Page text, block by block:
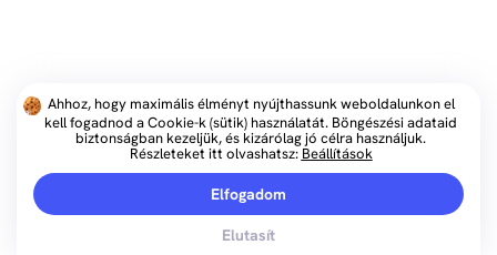
Ahhoz, hogy maximális élményt nyújthassunk weboldalunkon el
kell fogadnod a Cookie-k (sütik) használatát. Böngészési adataid
biztonságban kezeljük, és kizárólag jó célra használjuk.
Részleteket itt olvashatsz: Beállítások
Elfogadom
Elutasít